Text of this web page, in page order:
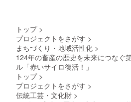
トップ >
プロジェクトをさがす >
まちづくり・地域活性化 >
124年の畜産の歴史を未来につなぐ
ル「赤いサイロ復活！」
トップ >
プロジェクトをさがす >
伝統工芸・文化財 >